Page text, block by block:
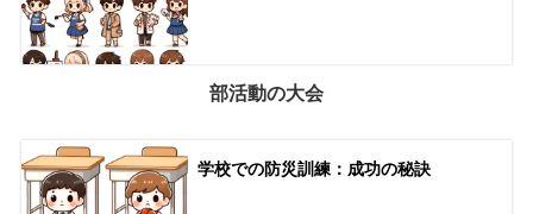
部活動の大会
学校での防災訓練：成功の秘訣